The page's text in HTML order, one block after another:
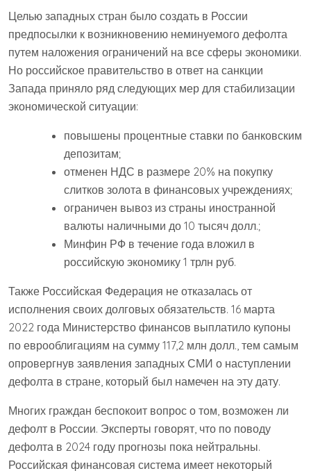
Целью западных стран было создать в России
предпосылки к возникновению неминуемого дефолта
путем наложения ограничений на все сферы экономики.
Но российское правительство в ответ на санкции
Запада приняло ряд следующих мер для стабилизации
экономической ситуации:
повышены процентные ставки по банковским
депозитам;
отменен НДС в размере 20% на покупку
слитков золота в финансовых учреждениях;
ограничен вывоз из страны иностранной
валюты наличными до 10 тысяч долл.;
Минфин РФ в течение года вложил в
российскую экономику 1 трлн руб.
Также Российская Федерация не отказалась от
исполнения своих долговых обязательств. 16 марта
2022 года Министерство финансов выплатило купоны
по еврооблигациям на сумму 117,2 млн долл., тем самым
опровергнув заявления западных СМИ о наступлении
дефолта в стране, который был намечен на эту дату.
Многих граждан беспокоит вопрос о том, возможен ли
дефолт в России. Эксперты говорят, что по поводу
дефолта в 2024 году прогнозы пока нейтральны.
Российская финансовая система имеет некоторый